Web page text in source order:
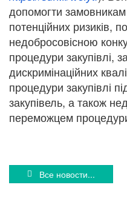
допомогти
потенційних ризиків,
недобросовісною
процедури закупівлі,
дискримінаційних
процедури закупівлі
закупівель, а також
переможцем процедури
Все новости...